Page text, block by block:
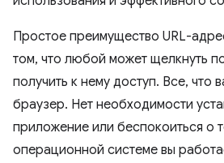
Простое преимущество URL-
том, что любой может щелкнуть
получить к нему доступ. Все, что
браузер. Нет необходимости
приложение или беспокоиться о
операционной системе вы